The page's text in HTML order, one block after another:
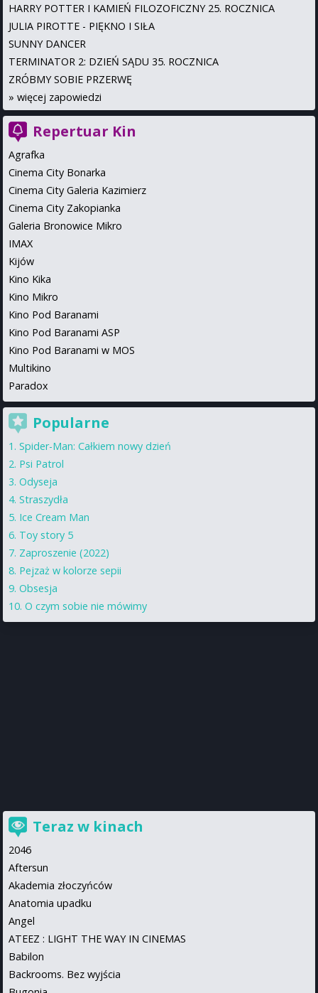
HARRY POTTER I KAMIEŃ FILOZOFICZNY 25. ROCZNICA
JULIA PIROTTE - PIĘKNO I SIŁA
SUNNY DANCER
TERMINATOR 2: DZIEŃ SĄDU 35. ROCZNICA
ZRÓBMY SOBIE PRZERWĘ
» więcej zapowiedzi
Repertuar Kin
Agrafka
Cinema City Bonarka
Cinema City Galeria Kazimierz
Cinema City Zakopianka
Galeria Bronowice Mikro
IMAX
Kijów
Kino Kika
Kino Mikro
Kino Pod Baranami
Kino Pod Baranami ASP
Kino Pod Baranami w MOS
Multikino
Paradox
Popularne
Spider-Man: Całkiem nowy dzień
Psi Patrol
Odyseja
Straszydła
Ice Cream Man
Toy story 5
Zaproszenie (2022)
Pejzaż w kolorze sepii
Obsesja
O czym sobie nie mówimy
Teraz w kinach
2046
Aftersun
Akademia złoczyńców
Anatomia upadku
Angel
ATEEZ : LIGHT THE WAY IN CINEMAS
Babilon
Backrooms. Bez wyjścia